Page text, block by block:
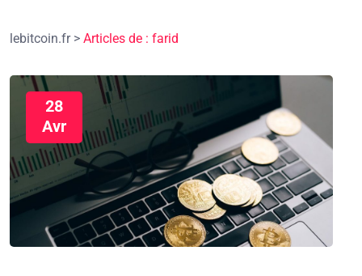
lebitcoin.fr> Articles de : farid
28
Avr